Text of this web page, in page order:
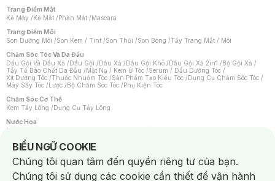
Trang Điểm Mắt
Kẻ Mày /Kẻ Mắt /Phấn Mắt /Mascara
Trang Điểm Môi
Son Dưỡng Môi /Son Kem / Tint /Son Thỏi /Son Bóng /Tẩy Trang Mắt / Môi
Chăm Sóc Tóc Và Da Đầu
Dầu Gội Và Dầu Xả /Dầu Gội /Dầu Xả /Dầu Gội Khô /Dầu Gội Xả 2in1 /Bộ Gội Xả /
Tẩy Tế Bào Chết Da Đầu /Mặt Nạ / Kem Ủ Tóc /Serum / Dầu Dưỡng Tóc /
Xịt Dưỡng Tóc /Thuốc Nhuộm Tóc /Sản Phẩm Tạo Kiểu Tóc /Dụng Cụ Chăm Sóc Tóc /
Máy Sấy Tóc /Lược /Bộ Chăm Sóc Tóc /Phụ Kiện Tóc
Chăm Sóc Cơ Thể
Kem Tẩy Lông /Dụng Cụ Tẩy Lông
Nước Hoa
Nước Hoa Nữ
Chăm Sóc Cá Nhân
Chống Muỗi /Khẩu Trang /Máy Massage/Mặt Nạ Xông Hơi /Nước Rửa Tay/
Sản Phẩm Chăm Sóc Khác /Bàn Chải Đánh Răng /Bàn Chải Điện/
Hỗ Trợ Trắng Răng/Kem Đánh Răng /Máy Tăm Nước/ Nước Súc Miệng/
BIỂU NGỮ COOKIE
Notice about cookies usage
Chúng tôi quan tâm đến quyền riêng tư của bạn.
Chúng tôi sử dụng các cookie cần thiết để vận hành